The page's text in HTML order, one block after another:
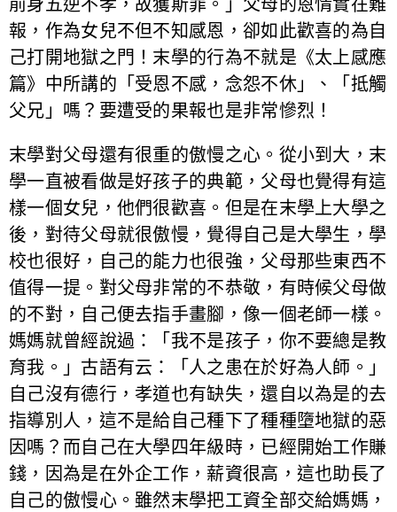
前身五逆不孝，故獲斯罪。」父母的恩情實在難
報，作為女兒不但不知感恩，卻如此歡喜的為自
己打開地獄之門！末學的行為不就是《太上感應
篇》中所講的「受恩不感，念怨不休」、「抵觸
父兄」嗎？要遭受的果報也是非常慘烈！
末學對父母還有很重的傲慢之心。從小到大，末
學一直被看做是好孩子的典範，父母也覺得有這
樣一個女兒，他們很歡喜。但是在末學上大學之
後，對待父母就很傲慢，覺得自己是大學生，學
校也很好，自己的能力也很強，父母那些東西不
值得一提。對父母非常的不恭敬，有時候父母做
的不對，自己便去指手畫腳，像一個老師一樣。
媽媽就曾經說過：「我不是孩子，你不要總是教
育我。」古語有云：「人之患在於好為人師。」
自己沒有德行，孝道也有缺失，還自以為是的去
指導別人，這不是給自己種下了種種墮地獄的惡
因嗎？而自己在大學四年級時，已經開始工作賺
錢，因為是在外企工作，薪資很高，這也助長了
自己的傲慢心。雖然末學把工資全部交給媽媽，